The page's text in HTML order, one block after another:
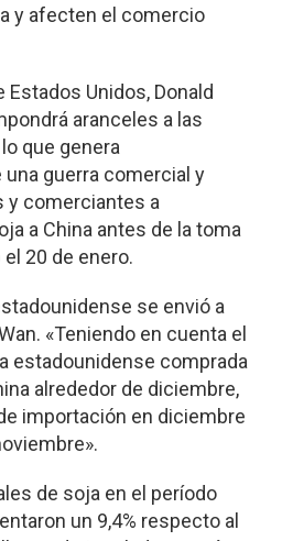
y afecten el comercio
Unidos, Donald
aranceles a las
que genera
guerra comercial y
y comerciantes a
a China antes de la toma
20 de enero.
se envió a
«Teniendo en cuenta el
estadounidense comprada
alrededor de diciembre,
importación en diciembre
de soja en el período
un 9,4% respecto al